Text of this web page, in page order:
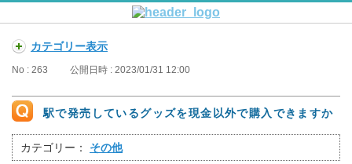
カテゴリー表示
No : 263 公開日時 : 2023/01/31 12:00
駅で発売しているグッズを現金以外で購入できますか
カテゴリー： その他